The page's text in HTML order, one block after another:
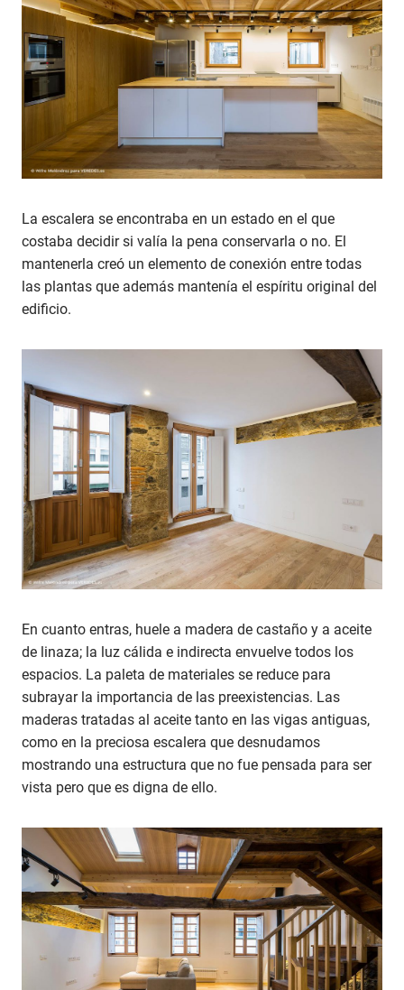
La escalera se encontraba en un estado en el que
costaba decidir si valía la pena conservarla o no. El
mantenerla creó un elemento de conexión entre todas
las plantas que además mantenía el espíritu original del
edificio.
En cuanto entras, huele a madera de castaño y a aceite
de linaza; la luz cálida e indirecta envuelve todos los
espacios. La paleta de materiales se reduce para
subrayar la importancia de las preexistencias. Las
maderas tratadas al aceite tanto en las vigas antiguas,
como en la preciosa escalera que desnudamos
mostrando una estructura que no fue pensada para ser
vista pero que es digna de ello.